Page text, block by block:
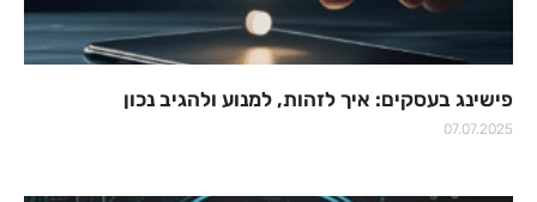
פישינג בעסקים: איך לזהות, למנוע ולהגיב נכון
07.07.2025